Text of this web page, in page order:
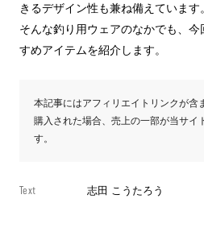
きるデザイン性も兼ね備えています。
そんな釣り用ウェアのなかでも、
すめアイテムを紹介します。
本記事にはアフィリエイトリンクが含
購入された場合、売上の一部が当サイ
す。
Text 志田 こうたろう